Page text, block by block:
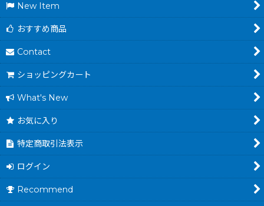
New Item
おすすめ商品
Contact
ショッピングカート
What's New
お気に入り
特定商取引法表示
ログイン
Recommend